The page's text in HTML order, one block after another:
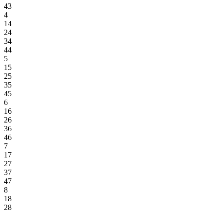
43
4
14
24
34
44
5
15
25
35
45
6
16
26
36
46
7
17
27
37
47
8
18
28